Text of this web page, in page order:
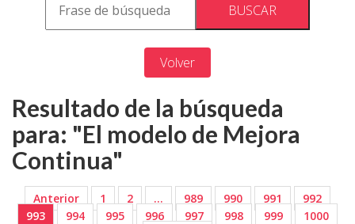
Volver
Resultado de la búsqueda
para: "El modelo de Mejora
Continua"
Anterior 1 2 … 989 990 991
992
993
994 995 996 997 998 999
1000